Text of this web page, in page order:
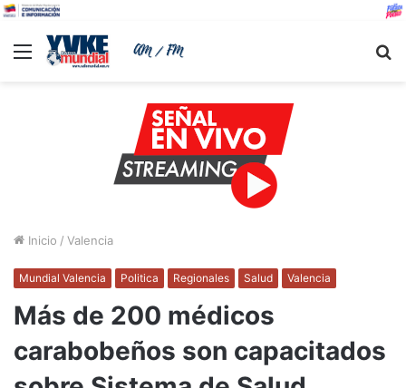
Menu
Inicio / Valencia
Mundial Valencia Politica Regionales Salud Valencia
Más de 200 médicos
carabobeños son capacitados